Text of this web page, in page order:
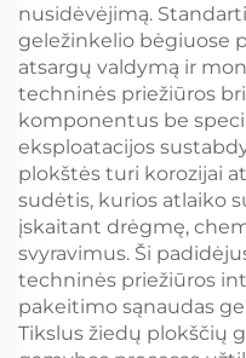
nusidėvėjimą.
geležinkelio bėgiuose
atsargų valdymą ir
techninės priežiūros
komponentus be
eksploatacijos
plokštės turi korozijai
sudėtis, kurios atlaiko
įskaitant drėgmę,
svyravimus. Ši
techninės priežiūros
pakeitimo sąnaudas
Tikslus žiedų plokščių